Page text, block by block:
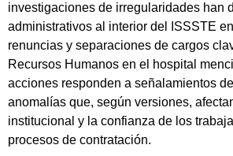
investigaciones de irregularidades han
administrativos al interior del ISSSTE
renuncias y separaciones de cargos
Recursos Humanos en el hospital
acciones responden a señalamientos
anomalías que, según versiones,
institucional y la confianza de los
procesos de contratación.